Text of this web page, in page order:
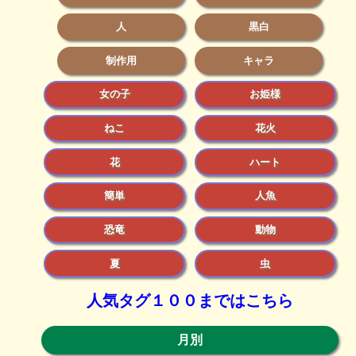
人 黒白
制作用 キャラ
女の子 お姫様
ねこ 花火
花 ハート
簡単 人魚
恐竜 動物
夏 虫
人気タグ１００まではこちら
月別